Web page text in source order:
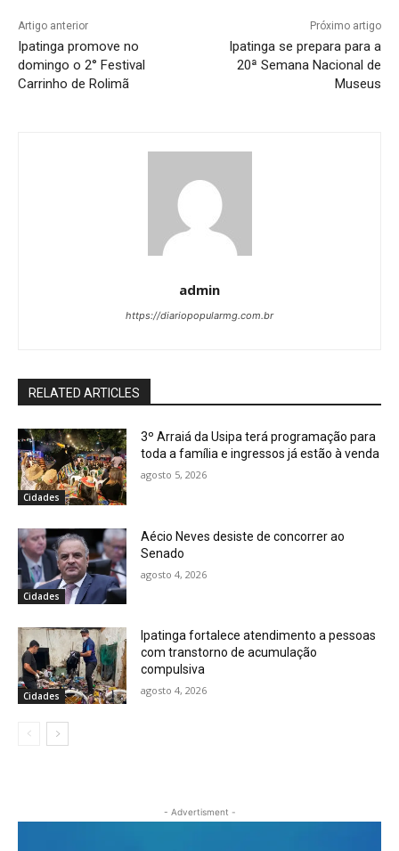
Artigo anterior
Ipatinga promove no
domingo o 2° Festival
Carrinho de Rolimã
Próximo artigo
Ipatinga se prepara para a
20ª Semana Nacional de
Museus
admin
https://diariopopularmg.com.br
RELATED ARTICLES
Cidades
3º Arraiá da Usipa terá programação para
toda a família e ingressos já estão à venda
agosto 5, 2026
Cidades
Aécio Neves desiste de concorrer ao
Senado
agosto 4, 2026
Cidades
Ipatinga fortalece atendimento a pessoas
com transtorno de acumulação
compulsiva
agosto 4, 2026
- Advertisment -